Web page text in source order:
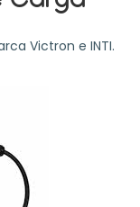
Victron e INTI.